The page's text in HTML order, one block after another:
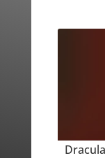
Dracula